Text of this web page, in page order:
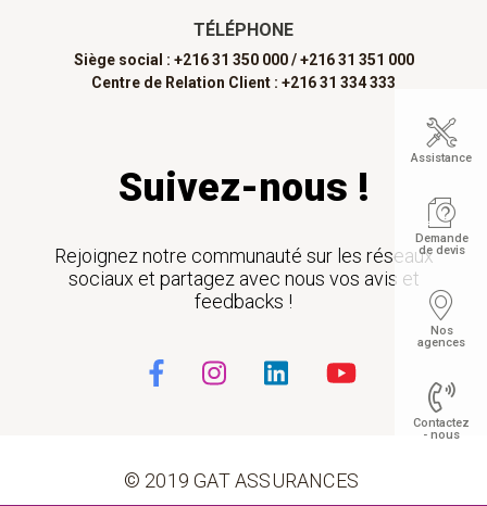
TÉLÉPHONE
Siège social : +216 31 350 000 / +216 31 351 000
Centre de Relation Client : +216 31 334 333
Suivez-nous !
Rejoignez notre communauté sur les réseaux
sociaux et partagez avec nous vos avis et
feedbacks !
© 2019 GAT ASSURANCES
Assistance
Demande
de devis
Nos
agences
Contactez
- nous